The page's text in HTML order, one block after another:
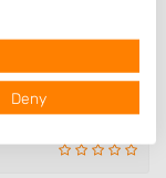
this website/app.
Deny